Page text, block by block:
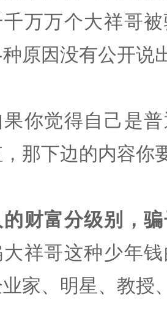
万万个大祥哥
原因没有公开说
你觉得自己是
那下边的内容你
的财富分级别，
祥哥这种少年
家、明星、教授